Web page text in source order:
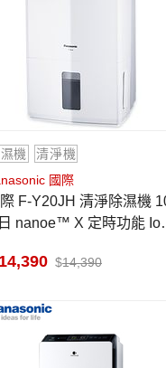
機
清淨機
國際
淨除濕機 10
能 IoT
14,390 14,390